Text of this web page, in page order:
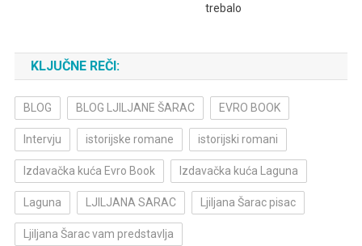
trebalo
KLJUČNE REČI:
BLOG BLOG LJILJANE ŠARAC EVRO BOOK
Intervju istorijske romane istorijski romani
Izdavačka kuća Evro Book Izdavačka kuća Laguna
Laguna LJILJANA SARAC Ljiljana Šarac pisac
Ljiljana Šarac vam predstavlja